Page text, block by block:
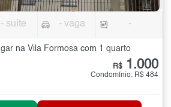
- suíte - vaga -
na Vila Formosa com 1 quarto
R$ 1.000
Condomínio: R$ 484